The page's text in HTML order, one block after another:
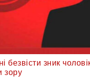
безвісти зник
зору